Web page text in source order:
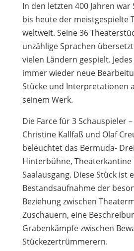
In den letzten 400 Jahren war
bis heute der meistgespielte
weltweit. Seine 36
unzählige Sprachen
vielen Ländern gespielt.
immer wieder neue
Stücke und Interpretationen
seinem Werk.
Die Farce für 3 Schauspieler
Christine Kallfaß und Olaf
beleuchtet das Bermuda-
Hinterbühne, Theaterkantine
Saalausgang. Diese Stück ist
Bestandsaufnahme der
Beziehung zwischen
Zuschauern, eine
Grabenkämpfe zwischen
Stückezertrümmerern.